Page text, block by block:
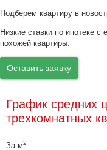
Подберем квартиру в
Низкие ставки по ипотеке
похожей квартиры.
Оставить заявку
График средних
трехкомнатных
За м2